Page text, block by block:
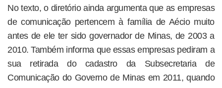
No texto, o diretório ainda argumenta que as empresas
de comunicação pertencem à família de Aécio muito
antes de ele ter sido governador de Minas, de 2003 a
2010. Também informa que essas empresas pediram a
sua retirada do cadastro da Subsecretaria de
Comunicação do Governo de Minas em 2011, quando